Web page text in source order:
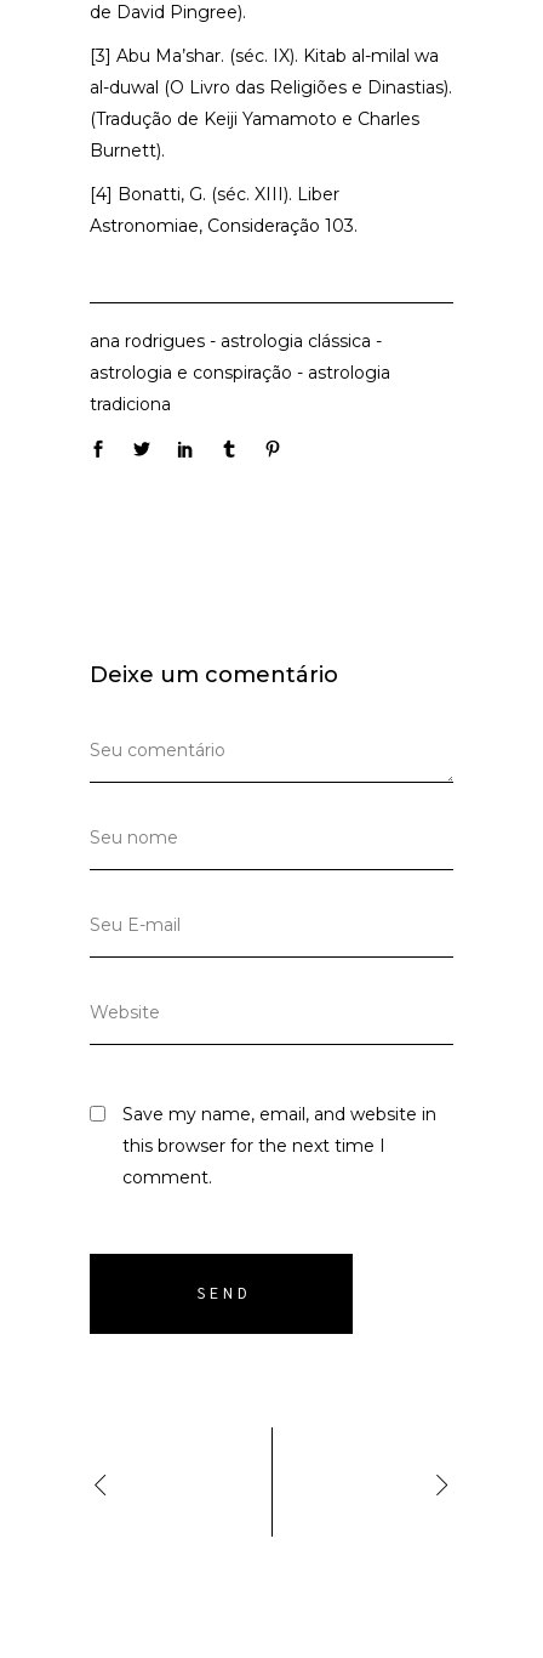
de David Pingree).
[3] Abu Ma’shar. (séc. IX). Kitab al-milal wa
al-duwal (O Livro das Religiões e Dinastias).
(Tradução de Keiji Yamamoto e Charles
Burnett).
[4] Bonatti, G. (séc. XIII). Liber
Astronomiae, Consideração 103.
ana rodrigues - astrologia clássica -
astrologia e conspiração - astrologia
tradiciona
Deixe um comentário
Save my name, email, and website in
this browser for the next time I
comment.
SEND